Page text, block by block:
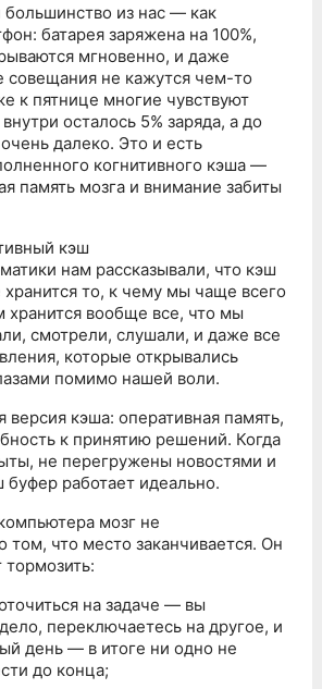
из нас — как
батарея заряжена на 100%,
мгновенно, и даже
совещания не кажутся чем-то
к пятнице многие чувствуют
осталось 5% заряда, а до
далеко. Это и есть
когнитивного кэша —
память мозга и внимание забиты
кэш
нам рассказывали, что кэш
то, к чему мы чаще всего
вообще все, что мы
смотрели, слушали, и даже все
которые открывались
помимо нашей воли.
версия кэша: оперативная память,
к принятию решений. Когда
не перегружены новостями и
работает идеально.
мозг не
том, что место заканчивается. Он
тормозить:
на задаче — вы
переключаетесь на другое, и
день — в итоге ни одно не
до конца;